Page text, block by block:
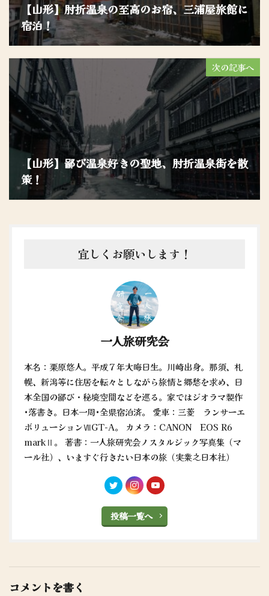
【山形】肘折温泉の至高のお宿、三浦屋旅館に
宿泊！
次の記事へ
【山形】鄙び温泉好きの聖地、肘折温泉街を散
策！
宜しくお願いします！
一人旅研究会
本名：栗原悠人。平成７年大晦日生。川崎出身。那須、札
幌、新潟等に住居を転々としながら旅情と郷愁を求め、日
本全国の鄙び・秘境空間などを巡る。家ではジオラマ製作
•落書き。日本一周•全県宿泊済。 愛車：三菱 ランサーエ
ボリューションⅦGT-A。 カメラ：CANON EOS R6
markⅡ。 著書：一人旅研究会ノスタルジック写真集（マ
ール社）、いますぐ行きたい日本の旅（実業之日本社）
投稿一覧へ
コメントを書く